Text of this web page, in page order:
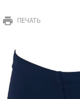
print ПЕЧАТЬ